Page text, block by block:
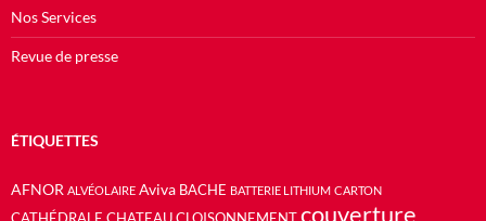
Nos Services
Revue de presse
ÉTIQUETTES
AFNOR ALVÉOLAIRE Aviva BACHE BATTERIE LITHIUM CARTON
couverture